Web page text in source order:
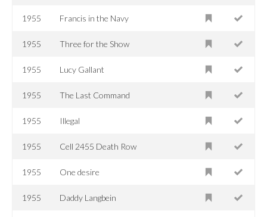
1955 Francis in the Navy
1955 Three for the Show
1955 Lucy Gallant
1955 The Last Command
1955 Illegal
1955 Cell 2455 Death Row
1955 One desire
1955 Daddy Langbein